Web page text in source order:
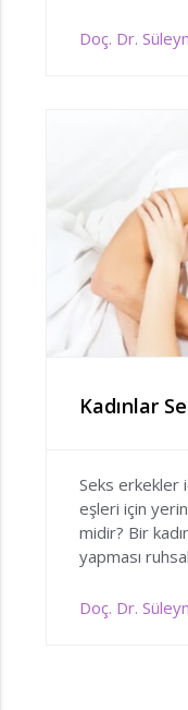
Doç. Dr.
Kadınlar
Seks erkekler
eşleri için
midir? Bir
yapması
Doç. Dr.